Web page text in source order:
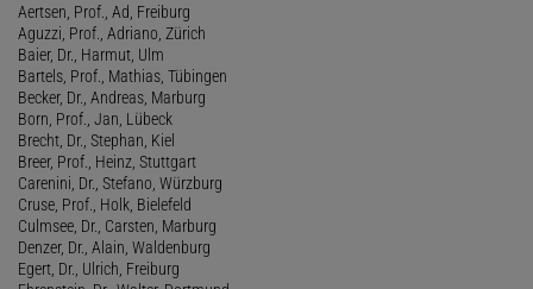
Aertsen, Prof., Ad, Freiburg
Aguzzi, Prof., Adriano, Zürich
Baier, Dr., Harmut, Ulm
Bartels, Prof., Mathias, Tübingen
Becker, Dr., Andreas, Marburg
Born, Prof., Jan, Lübeck
Brecht, Dr., Stephan, Kiel
Breer, Prof., Heinz, Stuttgart
Carenini, Dr., Stefano, Würzburg
Cruse, Prof., Holk, Bielefeld
Culmsee, Dr., Carsten, Marburg
Denzer, Dr., Alain, Waldenburg
Egert, Dr., Ulrich, Freiburg